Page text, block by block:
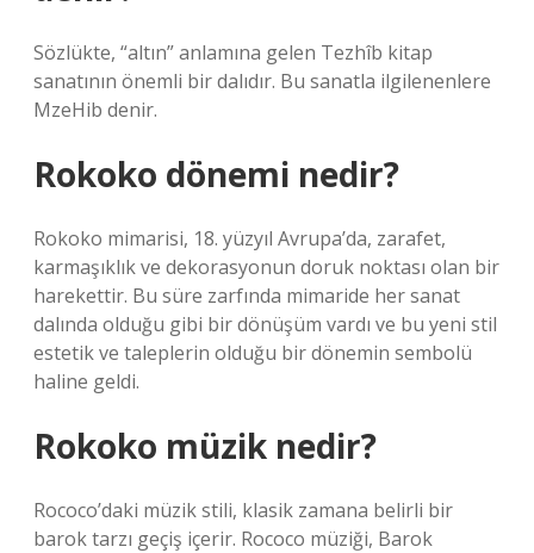
Sözlükte, “altın” anlamına gelen Tezhîb kitap
sanatının önemli bir dalıdır. Bu sanatla ilgilenenlere
MzeHib denir.
Rokoko dönemi nedir?
Rokoko mimarisi, 18. yüzyıl Avrupa’da, zarafet,
karmaşıklık ve dekorasyonun doruk noktası olan bir
harekettir. Bu süre zarfında mimaride her sanat
dalında olduğu gibi bir dönüşüm vardı ve bu yeni stil
estetik ve taleplerin olduğu bir dönemin sembolü
haline geldi.
Rokoko müzik nedir?
Rococo’daki müzik stili, klasik zamana belirli bir
barok tarzı geçiş içerir. Rococo müziği, Barok